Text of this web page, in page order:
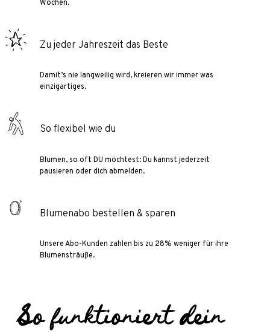
Wochen.
Zu jeder Jahreszeit das Beste
Damit’s nie langweilig wird, kreieren wir immer was
einzigartiges.
So flexibel wie du
Blumen, so oft DU möchtest: Du kannst jederzeit
pausieren oder dich abmelden.
Blumenabo bestellen & sparen
Unsere Abo-Kunden zahlen bis zu 28% weniger für ihre
Blumensträuße.
So funktioniert dein